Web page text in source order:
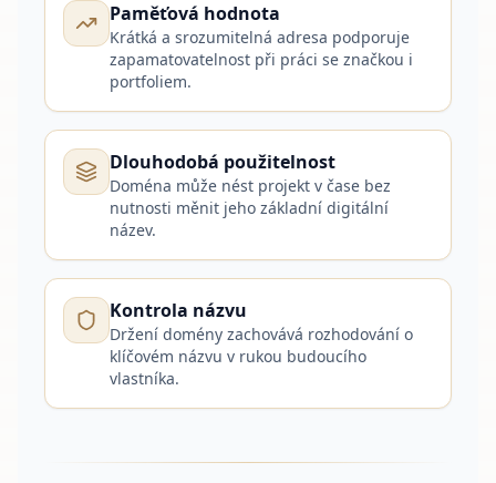
Paměťová hodnota
Krátká a srozumitelná adresa podporuje
zapamatovatelnost při práci se značkou i
portfoliem.
Dlouhodobá použitelnost
Doména může nést projekt v čase bez
nutnosti měnit jeho základní digitální
název.
Kontrola názvu
Držení domény zachovává rozhodování o
klíčovém názvu v rukou budoucího
vlastníka.